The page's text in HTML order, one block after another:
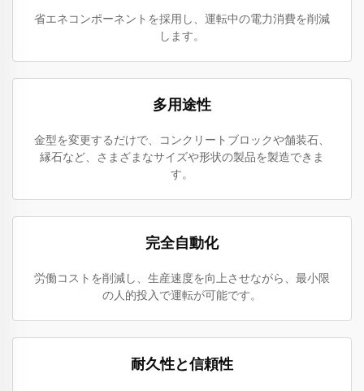
省エネコンポーネントを採用し、運転中の電力消費を削減
します。
多用途性
金型を変更するだけで、コンクリートブロックや舗装石、
縁石など、さまざまなサイズや形状の製品を製造できま
す。
完全自動化
労働コストを削減し、生産速度を向上させながら、最小限
の人的投入で運転が可能です。
耐久性と信頼性